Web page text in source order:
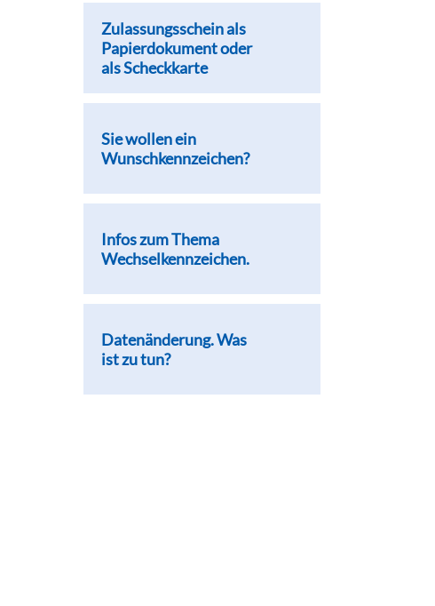
Zulassungsschein als
Papierdokument oder
als Scheckkarte
Sie wollen ein
Wunschkennzeichen?
Infos zum Thema
Wechselkennzeichen.
Datenänderung. Was
ist zu tun?